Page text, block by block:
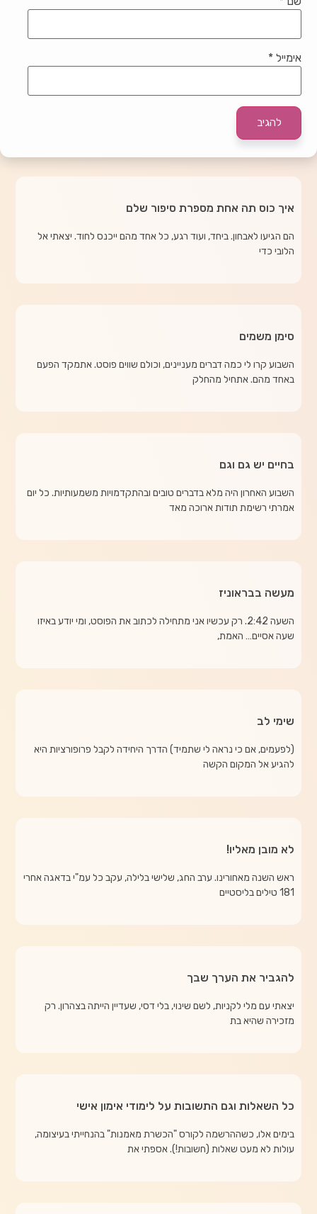
אימייל*
איך כוס תה אחת מספרת סיפור שלם
הם הגיעו לאבחון. ביחד, ועוד רגע, כל אחד מהם ייכנס לחוד. יצאתי אל
הלובי כדי
סימן משמים
השבוע קרו לי כמה דברים מעניינים, וכולם שווים פוסט. אתמקד הפעם
באחד מהם. אתחיל מהחלק
בחיים יש גם וגם
השבוע האחרון היה מלא בדברים טובים ובהתקדמויות משמעותיות. כל יום
אמרתי רשימת תודות ארוכה מאד
מעשה בבראוניז
השעה 2:42. רק עכשיו אני מתחילה לכתוב את הפוסט, ומי יודע באיזו
שעה אסיים… האמת,
שימי לב
(לפעמים, אם כי נראה לי שתמיד) הדרך היחידה לקבל פרופורציות היא
להגיע אל המקום הקשה
לא מובן מאליו!
ראש השנה מאחורינו. ערב החג, שלישי בלילה, עקב כל עמ"י בדאגה אחרי
181 טילים בליסטיים
להגביר את הערך שבך
יצאתי עם מלי לקניות, לשם שינוי, בלי דסי, שעדיין הייתה בצהרון. רק
מזכירה שהיא בת
כל השאלות וגם התשובות על לימודי אימון אישי
בימים אלו, כשההרשמה לקורס "הכשרת מאמנות" בהנחייתי בעיצומה,
עולות לא מעט שאלות (חשובות!). אספתי את